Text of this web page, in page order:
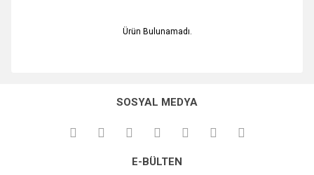
Ürün Bulunamadı.
SOSYAL MEDYA
E-BÜLTEN